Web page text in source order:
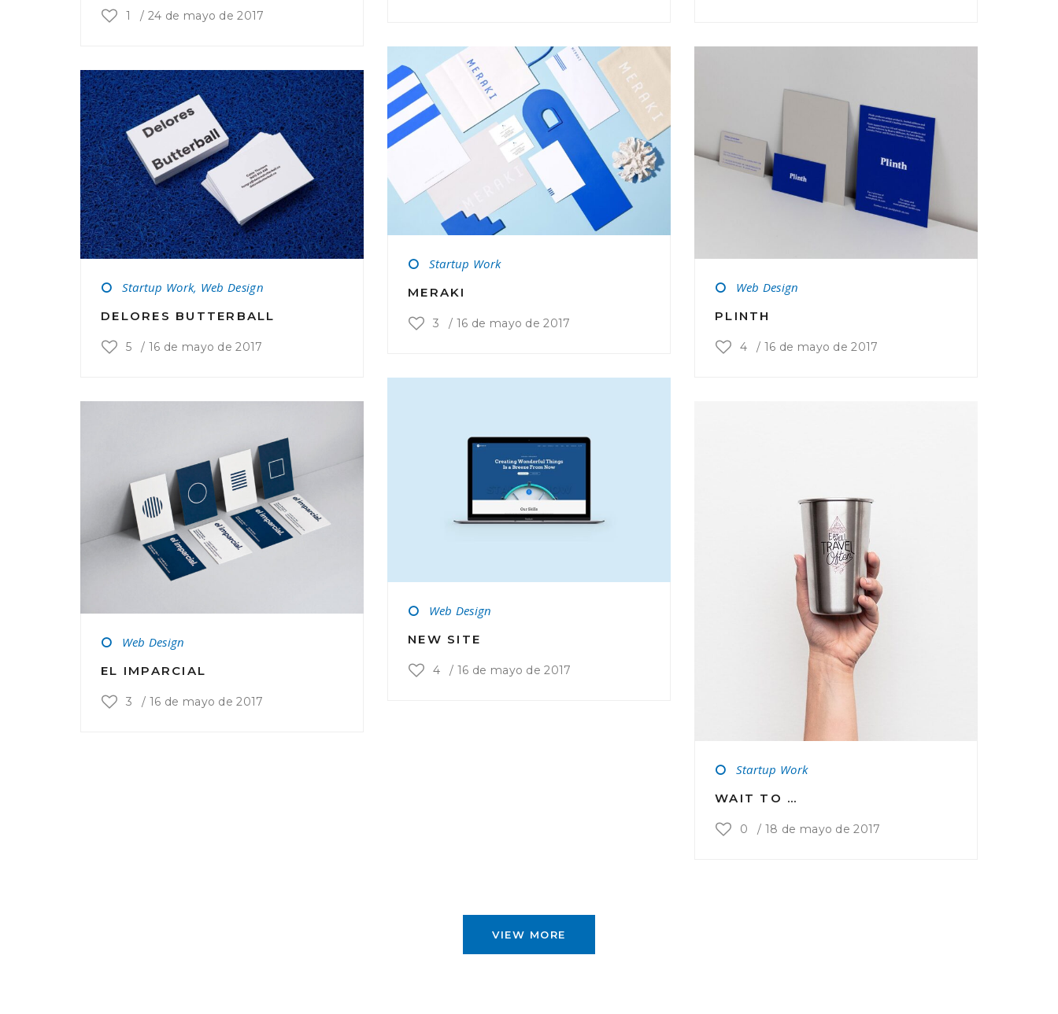
1 / 24 de mayo de 2017
Startup Work
MERAKI
3 / 16 de mayo de 2017
Web Design
PLINTH
4 / 16 de mayo de 2017
Startup Work, Web Design
DELORES BUTTERBALL
5 / 16 de mayo de 2017
Web Design
NEW SITE
4 / 16 de mayo de 2017
Web Design
EL IMPARCIAL
3 / 16 de mayo de 2017
Startup Work
WAIT TO …
0 / 18 de mayo de 2017
VIEW MORE